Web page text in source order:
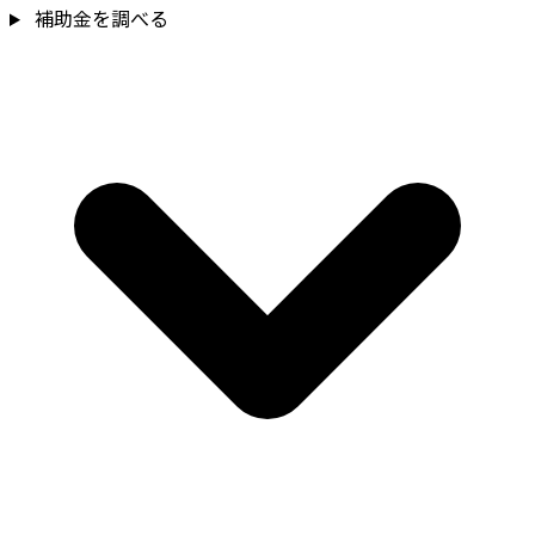
補助金を調べる